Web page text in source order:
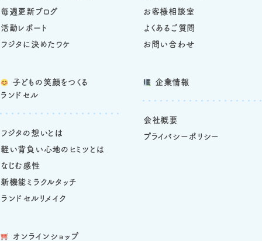
子どもの笑顔をつくる
ランドセル
フジタの想いとは
軽い背負い心地のヒミツとは
なじむ感性
新機能ミラクルタッチ
ランドセルリメイク
毎週更新ブログ
活動レポート
フジタに決めたワケ
お客様相談室
よくあるご質問
お問い合わせ
企業情報
会社概要
プライバシーポリシー
オンラインショップ